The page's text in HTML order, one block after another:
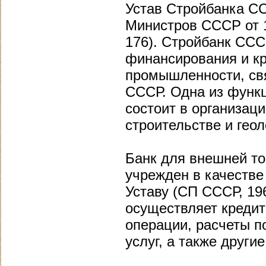
Устав Стройбанка
Министров СССР от
176). Стройбанк
финансирования и
промышленности,
СССР. Одна из
состоит в
строительстве и
Банк для внешней
учрежден в
Уставу (СП СССР,
осуществляет
операции, расчеты
услуг, а также